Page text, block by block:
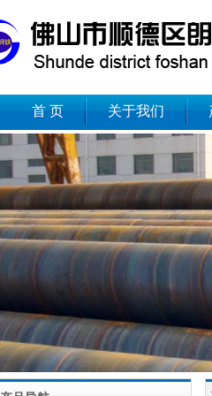
首 页 关于我们